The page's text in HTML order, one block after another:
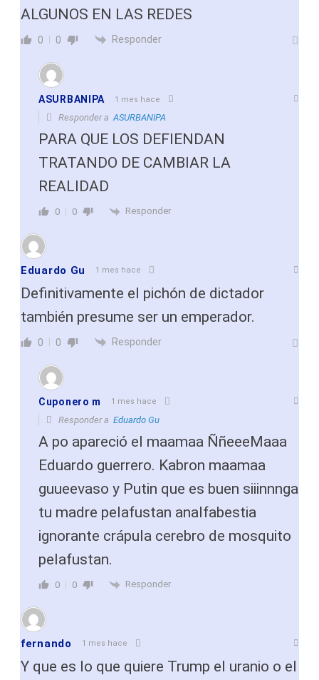
ALGUNOS EN LAS REDES
0 0 Responder
ASURBANIPA 1 mes hace
Responder aASURBANIPA
PARA QUE LOS DEFIENDAN
TRATANDO DE CAMBIAR LA
REALIDAD
0 0 Responder
Eduardo Gu 1 mes hace
Definitivamente el pichón de dictador
también presume ser un emperador.
0 0 Responder
Cuponero m 1 mes hace
Responder a Eduardo Gu
A po apareció el maamaa ÑñeeeMaaa
Eduardo guerrero. Kabron maamaa
guueevaso y Putin que es buen siiinnnga
tu madre pelafustan analfabestia
ignorante crápula cerebro de mosquito
pelafustan.
0 0 Responder
fernando 1 mes hace
Y que es lo que quiere Trump el uranio o el